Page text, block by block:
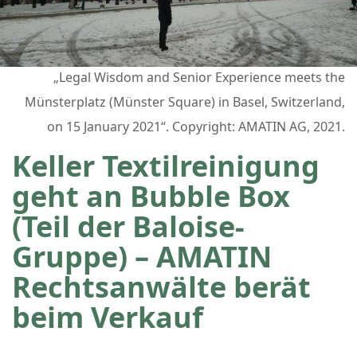
„Legal Wisdom and Senior Experience meets the
Münsterplatz (Münster Square) in Basel, Switzerland,
on 15 January 2021“. Copyright: AMATIN AG, 2021.
Keller Textilreinigung
geht an Bubble Box
(Teil der Baloise-
Gruppe) – AMATIN
Rechtsanwälte berät
beim Verkauf